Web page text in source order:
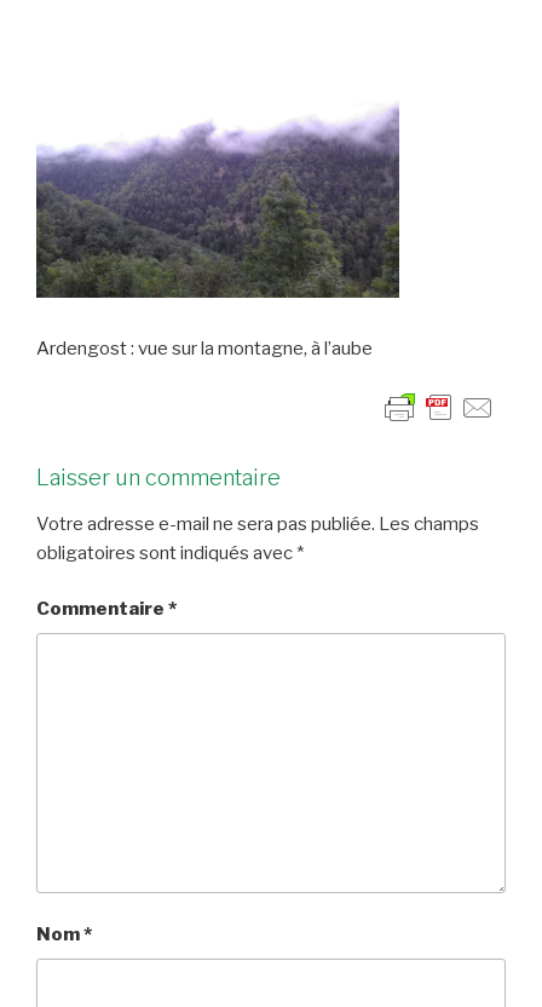
Ardengost : vue sur la montagne, à l’aube
Laisser un commentaire
Votre adresse e-mail ne sera pas publiée. Les champs
obligatoires sont indiqués avec *
Commentaire *
Nom*